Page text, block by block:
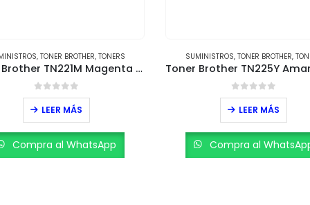
, TONER BROTHER, TONERS
Toner Brother TN225Y Amarillo – Rendimiento de 2,200 páginas
0out of 5
LEER MÁS
Compra al WhatsApp
SUMINISTROS, TONER BROTHER,
0out of 5
LEER MÁS
Compra al